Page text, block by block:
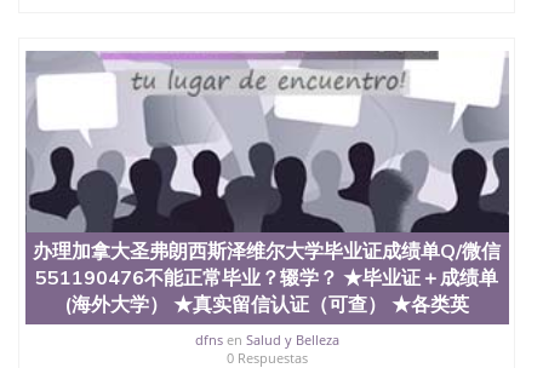
办理加拿大圣弗朗西斯泽维尔大学毕业证成绩单Q/微信
551190476不能正常毕业？辍学？ ★毕业证＋成绩单
(海外大学） ★真实留信认证（可查） ★各类英
dfnsen Salud y Belleza
0 Respuestas